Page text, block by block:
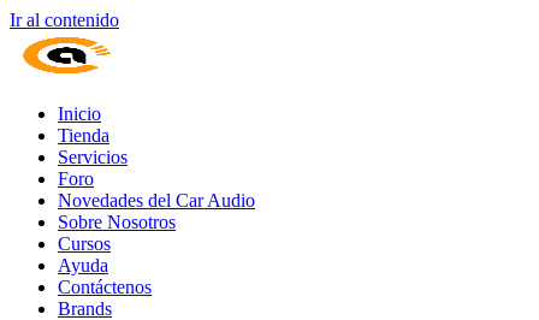
Ir al contenido
Inicio
Tienda
Servicios
Foro
Novedades del Car Audio
Sobre Nosotros
Cursos
Ayuda
Contáctenos
Brands